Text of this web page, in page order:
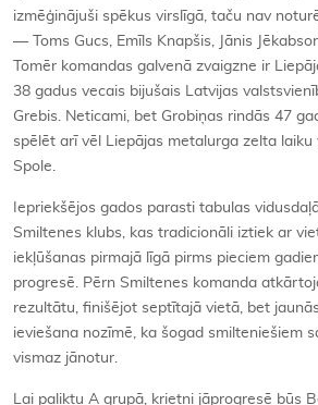
izmēģinājuši spēkus virslīgā, taču nav
— Toms Gucs, Emīls Knapšis, Jānis
Tomēr komandas galvenā zvaigzne ir
38 gadus vecais bijušais Latvijas
Grebis. Neticami, bet Grobiņas rindās 47
spēlēt arī vēl Liepājas metalurga zelta
Spole.
Iepriekšējos gados parasti tabulas
Smiltenes klubs, kas tradicionāli iztiek ar
iekļūšanas pirmajā līgā pirms pieciem
progresē. Pērn Smiltenes komanda
rezultātu, finišējot septītajā vietā, bet
ieviešana nozīmē, ka šogad smilteniešiem
vismaz jānotur.
Lai paliktu A grupā, krietni jāprogresē būs